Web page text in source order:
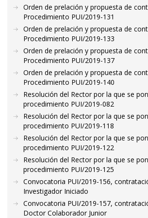
Orden de prelación y propuesta de
Procedimiento PUI/2019-131
Orden de prelación y propuesta de
Procedimiento PUI/2019-133
Orden de prelación y propuesta de
Procedimiento PUI/2019-137
Orden de prelación y propuesta de
Procedimiento PUI/2019-140
Resolución del Rector por la que se
procedimiento PUI/2019-082
Resolución del Rector por la que se
procedimiento PUI/2019-118
Resolución del Rector por la que se
procedimiento PUI/2019-122
Resolución del Rector por la que se
procedimiento PUI/2019-125
Convocatoria PUI/2019-156,
Investigador Iniciado
Convocatoria PUI/2019-157,
Doctor Colaborador Junior